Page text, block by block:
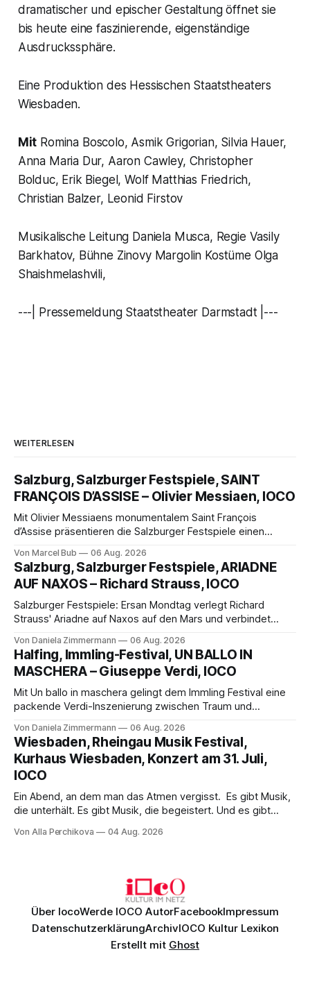
dramatischer und epischer Gestaltung öffnet sie
bis heute eine faszinierende, eigenständige
Ausdruckssphäre.
Eine Produktion des Hessischen Staatstheaters
Wiesbaden.
Mit Romina Boscolo, Asmik Grigorian, Silvia Hauer,
Anna Maria Dur, Aaron Cawley, Christopher
Bolduc, Erik Biegel, Wolf Matthias Friedrich,
Christian Balzer, Leonid Firstov
Musikalische Leitung Daniela Musca, Regie Vasily
Barkhatov, Bühne Zinovy Margolin Kostüme Olga
Shaishmelashvili,
---| Pressemeldung Staatstheater Darmstadt |---
WEITERLESEN
Salzburg, Salzburger Festspiele, SAINT
FRANÇOIS D’ASSISE – Olivier Messiaen, IOCO
Mit Olivier Messiaens monumentalem Saint François
d’Assise präsentieren die Salzburger Festspiele einen
eine bildgewaltige Inszenierung, Maxime Pascal entfaltet
die komplexe Partitur eindrucksvoll, Philippe Sly berührt als
Franziskus.
Von Marcel Bub 06 Aug. 2026
Salzburg, Salzburger Festspiele, ARIADNE
AUF NAXOS – Richard Strauss, IOCO
Salzburger Festspiele: Ersan Mondtag verlegt Richard
Strauss' Ariadne auf Naxos auf den Mars und verbindet
Aufführung mit starken Solisten und den Wiener
Philharmonikern, szenisch bleibt der zweite Akt jedoch
hinter den Erwartungen zurück.
Von Daniela Zimmermann 06 Aug. 2026
Halfing, Immling-Festival, UN BALLO IN
MASCHERA – Giuseppe Verdi, IOCO
Mit Un ballo in maschera gelingt dem Immling Festival eine
packende Verdi-Inszenierung zwischen Traum und
psychologische Tiefe mit starken Bildern, getragen von
einem spielfreudigen Ensemble und einer musikalisch
überzeugenden Gesamtleistung.
Von Daniela Zimmermann 06 Aug. 2026
Wiesbaden, Rheingau Musik Festival,
Kurhaus Wiesbaden, Konzert am 31. Juli,
IOCO
Ein Abend, an dem man das Atmen vergisst. Es gibt Musik,
die unterhält. Es gibt Musik, die begeistert. Und es gibt
Genau so war der Abend im Kurhaus Wiesbaden, an dem
Von Alla Perchikova 04 Aug. 2026
Über IocoWerde IOCO AutorFacebookImpressum
DatenschutzerklärungArchivIOCO Kultur Lexikon
Erstellt mit Ghost